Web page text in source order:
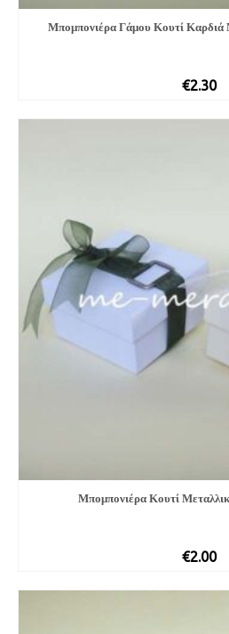
Μπομπονιέρα Γάμου Κουτί
€2.30
Μπομπονιέ­ρα Κουτί
€2.00